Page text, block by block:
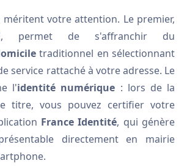
méritent votre attention. Le premier,
, permet de s'affranchir du
traditionnel en sélectionnant
service rattaché à votre adresse. Le
l'identité numérique : lors de la
titre, vous pouvez certifier votre
France Identité, qui génère
directement en mairie